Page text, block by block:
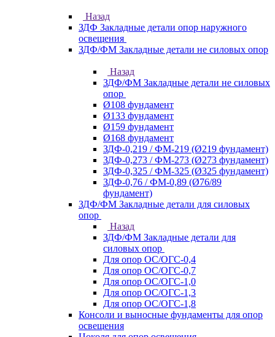
Назад
ЗДФ Закладные детали опор наружного
освещения
ЗДФ/ФМ Закладные детали не силовых опор
Назад
ЗДФ/ФМ Закладные детали не силовых
опор
Ø108 фундамент
Ø133 фундамент
Ø159 фундамент
Ø168 фундамент
ЗДФ-0,219 / ФМ-219 (Ø219 фундамент)
ЗДФ-0,273 / ФМ-273 (Ø273 фундамент)
ЗДФ-0,325 / ФМ-325 (Ø325 фундамент)
ЗДФ-0,76 / ФМ-0,89 (Ø76/89
фундамент)
ЗДФ/ФМ Закладные детали для силовых
опор
Назад
ЗДФ/ФМ Закладные детали для
силовых опор
Для опор ОС/ОГС-0,4
Для опор ОС/ОГС-0,7
Для опор ОС/ОГС-1,0
Для опор ОС/ОГС-1,3
Для опор ОС/ОГС-1,8
Консоли и выносные фундаменты для опор
освещения